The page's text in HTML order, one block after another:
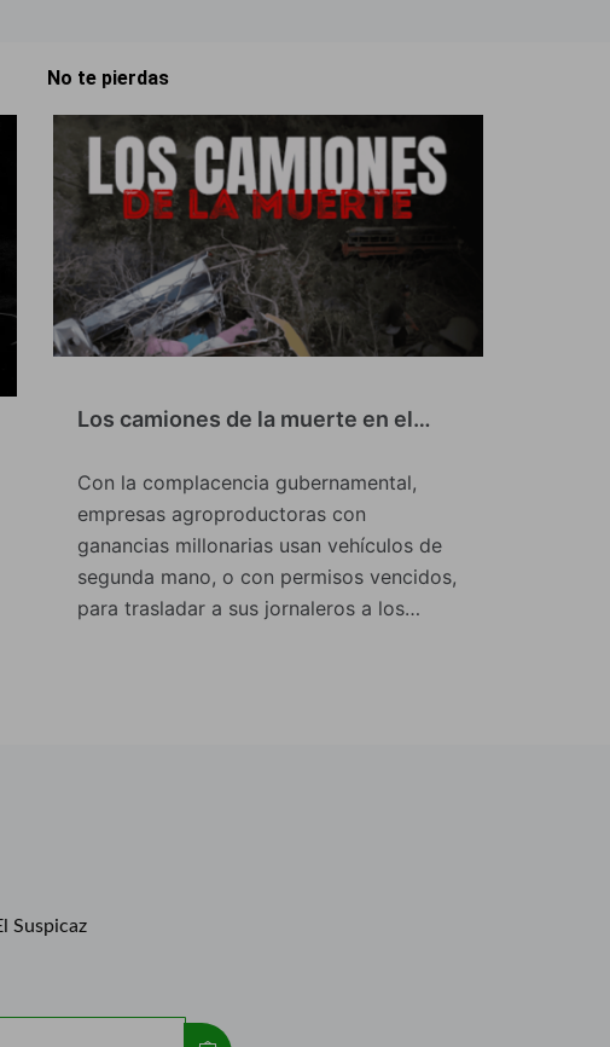
No te pierdas
Los camiones de la muerte en el…
Con la complacencia gubernamental,
empresas agroproductoras con
ganancias millonarias usan vehículos de
segunda mano, o con permisos vencidos,
para trasladar a sus jornaleros a los…
Suspicaz